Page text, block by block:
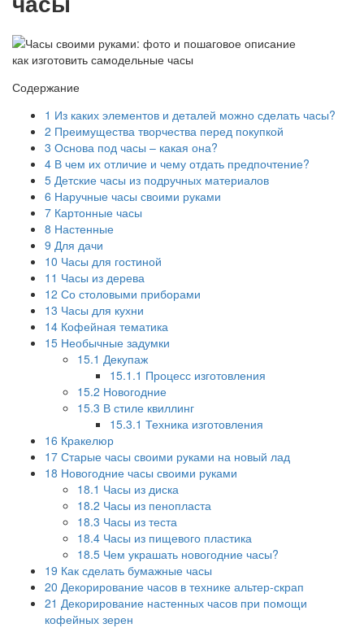
Содержание
1 Из каких элементов и деталей можно сделать часы?
2 Преимущества творчества перед покупкой
3 Основа под часы – какая она?
4 В чем их отличие и чему отдать предпочтение?
5 Детские часы из подручных материалов
6 Наручные часы своими руками
7 Картонные часы
8 Настенные
9 Для дачи
10 Часы для гостиной
11 Часы из дерева
12 Со столовыми приборами
13 Часы для кухни
14 Кофейная тематика
15 Необычные задумки
15.1 Декупаж
15.1.1 Процесс изготовления
15.2 Новогодние
15.3 В стиле квиллинг
15.3.1 Техника изготовления
16 Кракелюр
17 Старые часы своими руками на новый лад
18 Новогодние часы своими руками
18.1 Часы из диска
18.2 Часы из пенопласта
18.3 Часы из теста
18.4 Часы из пищевого пластика
18.5 Чем украшать новогодние часы?
19 Как сделать бумажные часы
20 Декорирование часов в технике альтер-скрап
21 Декорирование настенных часов при помощи
кофейных зерен